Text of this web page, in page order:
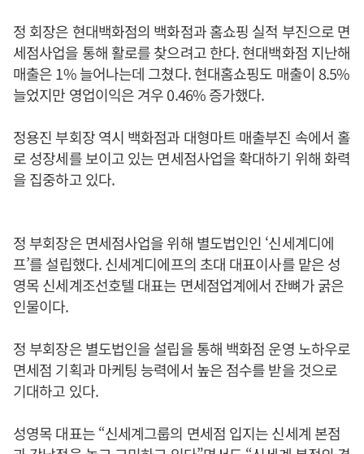
정 회장은 현대백화점의 백화점과 홈쇼핑 실적 부진으로 면
세점사업을 통해 활로를 찾으려고 한다. 현대백화점 지난해
매출은 1% 늘어나는데 그쳤다. 현대홈쇼핑도 매출이 8.5%
늘었지만 영업이익은 겨우 0.46% 증가했다.
정용진 부회장 역시 백화점과 대형마트 매출부진 속에서 홀
로 성장세를 보이고 있는 면세점사업을 확대하기 위해 화력
을 집중하고 있다.
정 부회장은 면세점사업을 위해 별도법인인 ‘신세계디에
프’를 설립했다. 신세계디에프의 초대 대표이사를 맡은 성
영목 신세계조선호텔 대표는 면세점업계에서 잔뼈가 굵은
인물이다.
정 부회장은 별도법인을 설립을 통해 백화점 운영 노하우로
면세점 기획과 마케팅 능력에서 높은 점수를 받을 것으로
기대하고 있다.
성영목 대표는 “신세계그룹의 면세점 입지는 신세계 본점